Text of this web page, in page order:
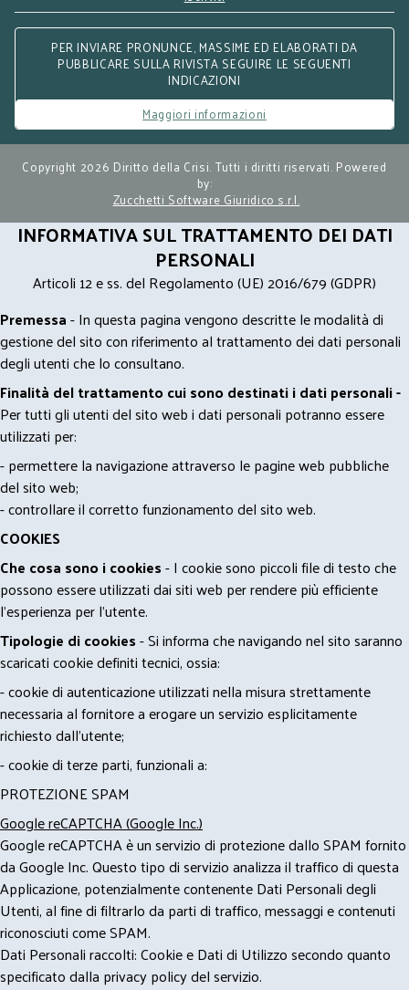
PER INVIARE PRONUNCE, MASSIME ED ELABORATI DA
PUBBLICARE SULLA RIVISTA SEGUIRE LE SEGUENTI
INDICAZIONI
Maggiori informazioni
Copyright 2026 Diritto della Crisi. Tutti i diritti riservati. Powered
by:
Zucchetti Software Giuridico s.r.l.
INFORMATIVA SUL TRATTAMENTO DEI DATI
PERSONALI
Articoli 12 e ss. del Regolamento (UE) 2016/679 (GDPR)
Premessa- In questa pagina vengono descritte le modalità di
gestione del sito con riferimento al trattamento dei dati personali
degli utenti che lo consultano.
Finalità del trattamento cui sono destinati i dati personali -
Per tutti gli utenti del sito web i dati personali potranno essere
utilizzati per:
- permettere la navigazione attraverso le pagine web pubbliche
del sito web;
- controllare il corretto funzionamento del sito web.
COOKIES
Che cosa sono i cookies- I cookie sono piccoli file di testo che
possono essere utilizzati dai siti web per rendere più efficiente
l'esperienza per l'utente.
Tipologie di cookies- Si informa che navigando nel sito saranno
scaricati cookie definiti tecnici, ossia:
- cookie di autenticazione utilizzati nella misura strettamente
necessaria al fornitore a erogare un servizio esplicitamente
richiesto dall'utente;
- cookie di terze parti, funzionali a:
PROTEZIONE SPAM
Google reCAPTCHA (Google Inc.)
Google reCAPTCHA è un servizio di protezione dallo SPAM fornito
da Google Inc. Questo tipo di servizio analizza il traffico di questa
Applicazione, potenzialmente contenente Dati Personali degli
Utenti, al fine di filtrarlo da parti di traffico, messaggi e contenuti
riconosciuti come SPAM.
Dati Personali raccolti: Cookie e Dati di Utilizzo secondo quanto
specificato dalla privacy policy del servizio.